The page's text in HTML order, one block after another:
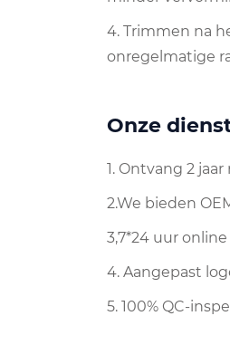
4. Trimmen na
onregelmatige
Onze
1. Ontvang 2
2.We bieden
3,7*24 uur online
4. Aangepast
5. 100% QC-